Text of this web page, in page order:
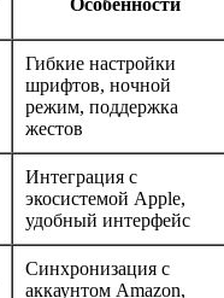
Особенности
Гибкие настройки
шрифтов, ночной
режим, поддержка
жестов
Интеграция с
экосистемой Apple,
удобный интерфейс
Синхронизация с
аккаунтом Amazon,